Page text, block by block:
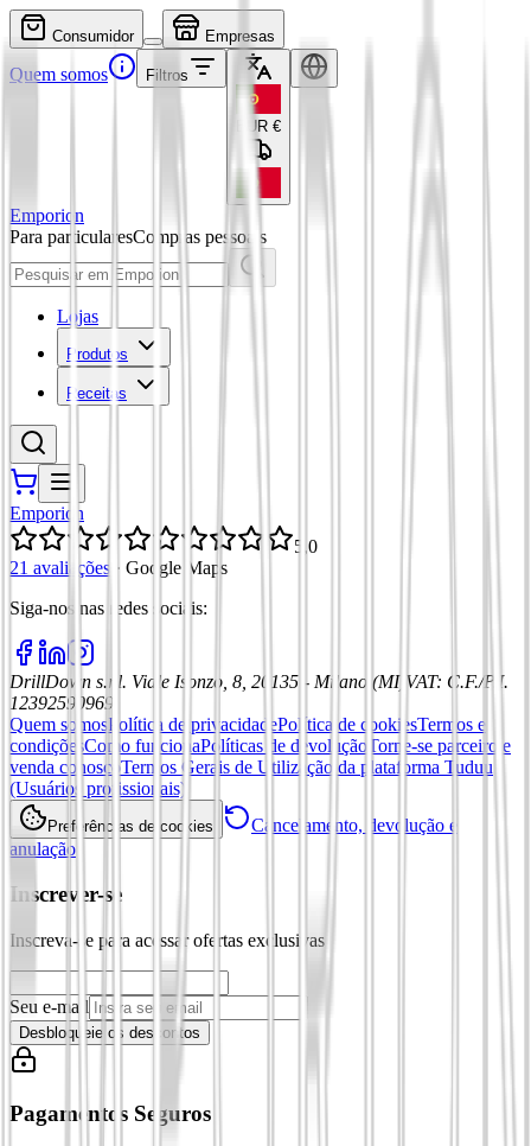
Consumidor Empresas
Quem somos Filtros
EUR €
Emporion
Para particularesCompras pessoais
Lojas
Produtos
Receitas
Emporion
5,0
21 avaliações · Google Maps
Siga-nos nas redes sociais:
DrillDown s.r.l. Viale Isonzo, 8, 20135 - Milano (MI) VAT: C.F./P.I.
12392590969
Quem somosPolítica de privacidadePolítica de cookiesTermos e
condiçõesComo funcionaPolíticas de devolução Torne-se parceiro e
venda conoscoTermos Gerais de Utilização da plataforma Tuduu
(Usuários profissionais)
Preferências de cookies
Cancelamento, devolução e
anulação
Inscrever-se
Inscreva-se para acessar ofertas exclusivas
Seu e-mail
Desbloqueie os descontos
Pagamentos Seguros